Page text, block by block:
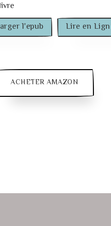
l'epub Lire en
ACHETER AMAZON